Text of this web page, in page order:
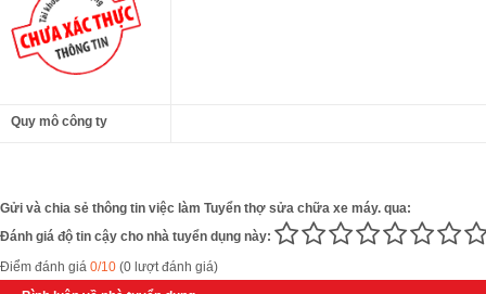
Quy mô công ty
Gửi và chia sẻ thông tin việc làm Tuyển thợ sửa chữa xe máy. qua:
Đánh giá độ tin cậy cho nhà tuyển dụng này:
Điểm đánh giá 0/10 (0 lượt đánh giá)